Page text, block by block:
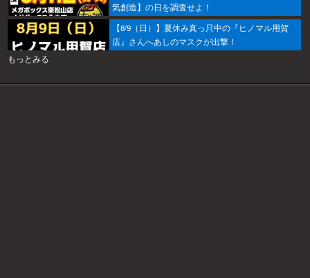
気創造】の日を調査せよ！
【8/9（日）】夏休み真っ只中の『ヒノマル用賀
店』さんへあしのマスクが出撃！
もっとみる